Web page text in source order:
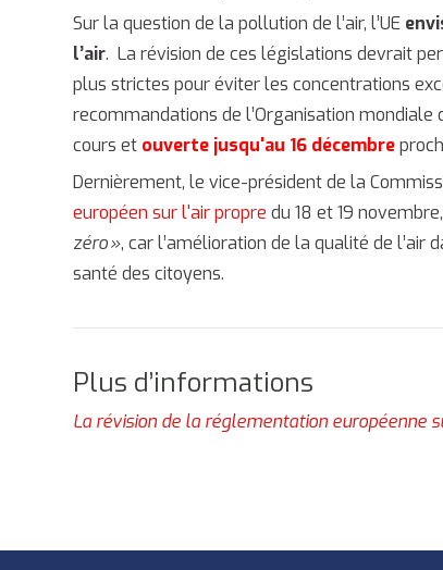
Sur la question de la pollution de l’air, l’UE
l’air. La révision de ces législations devrait
plus strictes pour éviter les concentrations
recommandations de l’Organisation mondiale
cours et ouverte jusqu'au 16 décembre
Dernièrement, le vice-président de la
européen sur l'air propre du 18 et 19
zéro », car l’amélioration de la qualité de
santé des citoyens.
Plus d’informations
La révision de la réglementation européenne